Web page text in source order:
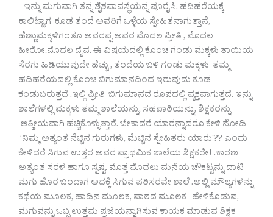
ಇನ್ನು ಮಗುವಾಗಿ ತನ್ನ ಶೈಶವಾವಸ್ಥೆಯನ್ನ ಪೂರೈಸಿ, ಹದಿಹರೆಯಕ್ಕೆ
ಕಾಲಿಟ್ಟಾಗ ಕೂಡ ತಂದೆ ಅವರಿಗೆ ಒಳ್ಳೆಯ ಸ್ನೇಹಿತನಾಗುತ್ತಾನೆ,
ಹೆಣ್ಣುಮಕ್ಕಳಿಗಂತೂ ಅವರಪ್ಪ ಅವರ ಮೊದಲ ಪ್ರೀತಿ , ಮೊದಲ
ಹೀರೋ,ಮೊದಲ ದೈವ. ಈ ವಿಷಯದಲ್ಲಿ ಕೊಂಚ ಗಂಡು ಮಕ್ಕಳು ತಾಯಿಯ
ಸೆರಗು ಹಿಡಿಯುವುದೇ ಹೆಚ್ಚು , ತಂದೆಯ ಬಳಿ ಗಂಡು ಮಕ್ಕಳು ತಮ್ಮ
ಹದಿಹರೆಯದಲ್ಲಿ ಕೊಂಚ ಬಿಗುಮಾನದಿಂದ ಇರುವುದು ಕೂಡ
ಕಂಡುಬರುತ್ತದೆ .ಇಲ್ಲಿ ಪ್ರೀತಿ ಬಿಗುಮಾನದ ರೂಪದಲ್ಲಿ ವ್ಯಕ್ತವಾಗುತ್ತದೆ. ಇನ್ನು
ಶಾಲೆಗಳಲ್ಲಿ ಮಕ್ಕಳು ತಮ್ಮ ಶಾಲೆಯನ್ನು, ಸಹಪಾಠಿಯನ್ನು, ಶಿಕ್ಷಕರನ್ನು
ಆತ್ಮೀಯವಾಗಿ ಹಚ್ಚಿಕೊಳ್ಳುತ್ತಾರೆ. ಬೇಕಾದರೆ ಯಾರನ್ನಾದರೂ ಕೇಳಿ ನೋಡಿ
‘ನಿಮ್ಮ ಅತ್ಯಂತ ನೆಚ್ಚಿನ ಗುರುಗಳು, ಮೆಚ್ಚಿನ ಸ್ನೇಹಿತರು ಯಾರು’?? ಎಂದು
ಕೇಳಿದರೆ ಸಿಗುವ ಉತ್ತರ ಅವರ ಪ್ರಾಥಮಿಕ ಶಾಲೆಯ ಶಿಕ್ಷಕರೇ! .ಕಾರಣ
ಅತ್ಯಂತ ಸರಳ ಹಾಗೂ ಸ್ಪಷ್ಟ. ಮೊತ್ತ ಮೊದಲು ಮನೆಯ ಚೌಕಟ್ಟನ್ನು ದಾಟಿ
ಮಗು ಹೊರ ಬಂದಾಗ ಅದಕ್ಕೆ ಸಿಗುವ ಪರಿಸರವೇ ಶಾಲೆ .ಅಲ್ಲಿ ಮೌಲ್ಯಗಳನ್ನು
ಕಥೆಯ ಮೂಲಕ, ಹಾಡಿನ ಮೂಲಕ, ಪಾಠದ ಮೂಲಕ ಹೇಳಿಕೊಡುವ,
ಮಗುವನ್ನು ಒಬ್ಬ ಉತ್ತಮ ಪ್ರಜೆಯನ್ನಾಗಿಸುವ ಕಾಯಕ ಮಾಡುವ ಶಿಕ್ಷಕ